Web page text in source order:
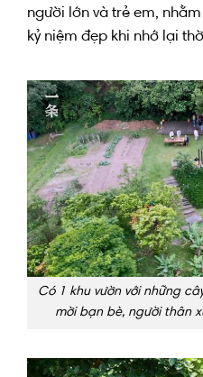
người lớn và trẻ em, nhằm
kỷ niệm đẹp khi nhớ lại
Có 1 khu vườn với những
mời bạn bè, người thân